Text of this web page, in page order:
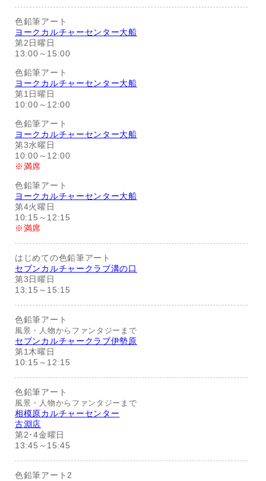
色鉛筆アート
ヨークカルチャーセンター大船
第2日曜日
13:00～15:00
色鉛筆アート
ヨークカルチャーセンター大船
第1日曜日
10:00～12:00
色鉛筆アート
ヨークカルチャーセンター大船
第3水曜日
10:00～12:00
※満席
色鉛筆アート
ヨークカルチャーセンター大船
第4火曜日
10:15～12:15
※満席
はじめての色鉛筆アート
セブンカルチャークラブ溝の口
第3日曜日
13:15～15:15
色鉛筆アート
風景・人物からファンタジーまで
セブンカルチャークラブ伊勢原
第1木曜日
10:15～12:15
色鉛筆アート
風景・人物からファンタジーまで
相模原カルチャーセンター
古淵店
第2･4金曜日
13:45～15:45
色鉛筆アート2